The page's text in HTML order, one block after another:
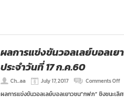
ผลการแข่งขันวอลเลย์บอลเย
ประจำวันที่ 17 ก.ค.60
Ch...aa July 17, 2017 Comments Offon
ก
ผลการแข่งขันวอลเลย์บอลเยาวชน”กฟภ” ชิงชนะเลิ